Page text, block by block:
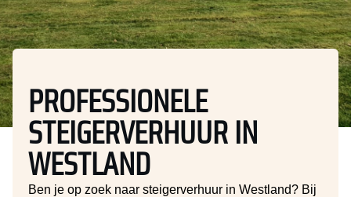
PROFESSIONELE
STEIGERVERHUUR IN
WESTLAND
Ben je op zoek naar steigerverhuur in Westland? Bij